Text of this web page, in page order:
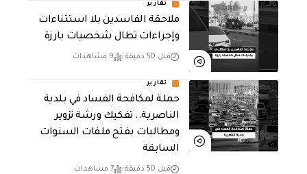
تقارير
ملاحقة الفاسدين بلا استثناءات
وإجراءات تطال شخصيات بارزة
قبل 50 دقيقة 9 مشاهدات
تقارير
حملة لمكافحة الفساد في بلدية
الناصرية.. تفكيك ورشة تزوير
ومطالبات بفتح ملفات السنوات
السابقة
قبل 50 دقيقة 7 مشاهدات